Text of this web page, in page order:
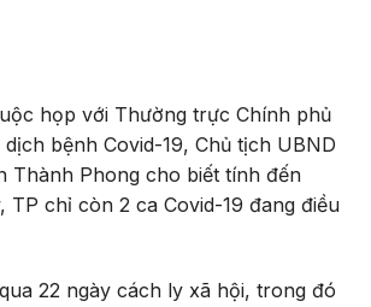
họp với Thường trực Chính phủ
bệnh Covid-19, Chủ tịch UBND
Thành Phong cho biết tính đến
TP chỉ còn 2 ca Covid-19 đang điều
22 ngày cách ly xã hội, trong đó